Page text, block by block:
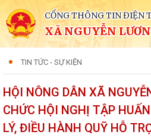
CỔNG THÔNG TIN ĐIỆN
XÃ NGUYỄN
TIN TỨC - SỰ KIỆN
HỘI NÔNG DÂN XÃ
CHỨC HỘI NGHỊ TẬP
LÝ, ĐIỀU HÀNH QUỸ HỖ